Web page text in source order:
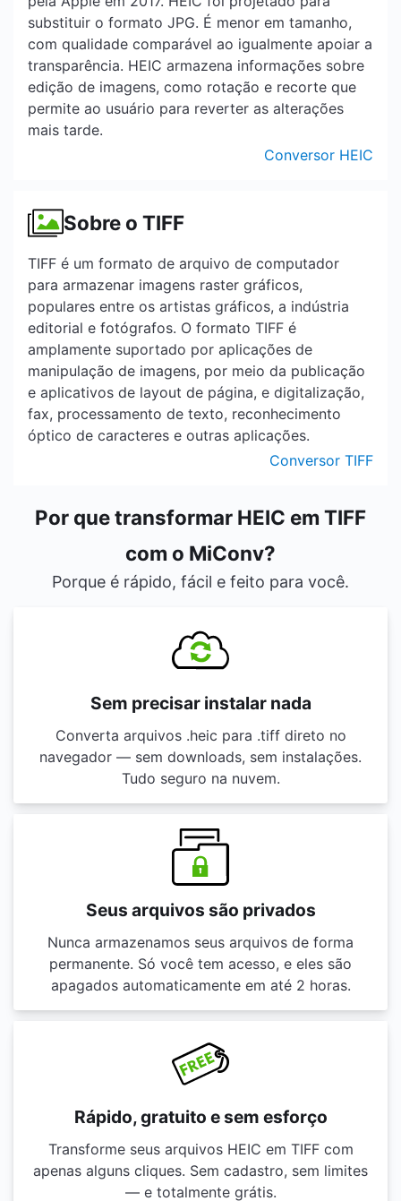
substituir o formato JPG. É menor em tamanho,
com qualidade comparável ao igualmente apoiar a
transparência. HEIC armazena informações sobre
edição de imagens, como rotação e recorte que
permite ao usuário para reverter as alterações
mais tarde.
Conversor HEIC
Sobre o TIFF
TIFF é um formato de arquivo de computador
para armazenar imagens raster gráficos,
populares entre os artistas gráficos, a indústria
editorial e fotógrafos. O formato TIFF é
amplamente suportado por aplicações de
manipulação de imagens, por meio da publicação
e aplicativos de layout de página, e digitalização,
fax, processamento de texto, reconhecimento
óptico de caracteres e outras aplicações.
Conversor TIFF
Por que transformar HEIC em TIFF
com o MiConv?
Porque é rápido, fácil e feito para você.
Sem precisar instalar nada
Converta arquivos .heic para .tiff direto no
navegador — sem downloads, sem instalações.
Tudo seguro na nuvem.
Seus arquivos são privados
Nunca armazenamos seus arquivos de forma
permanente. Só você tem acesso, e eles são
apagados automaticamente em até 2 horas.
Rápido, gratuito e sem esforço
Transforme seus arquivos HEIC em TIFF com
apenas alguns cliques. Sem cadastro, sem limites
— e totalmente grátis.